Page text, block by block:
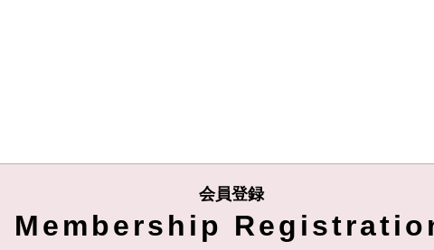
会員登録
Membership